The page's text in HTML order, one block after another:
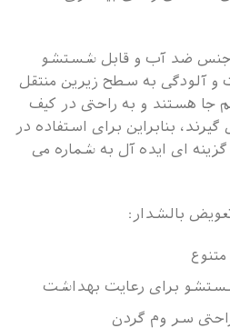
از جنس ضد آب و قابل شستشو
و آلودگی به سطح زیرین منتقل
هستند و به راحتی در کیف
بنابراین برای استفاده در
ای ایده آل به شماره می
بالشدار:
برای رعایت بهداشت
سر وم گردن